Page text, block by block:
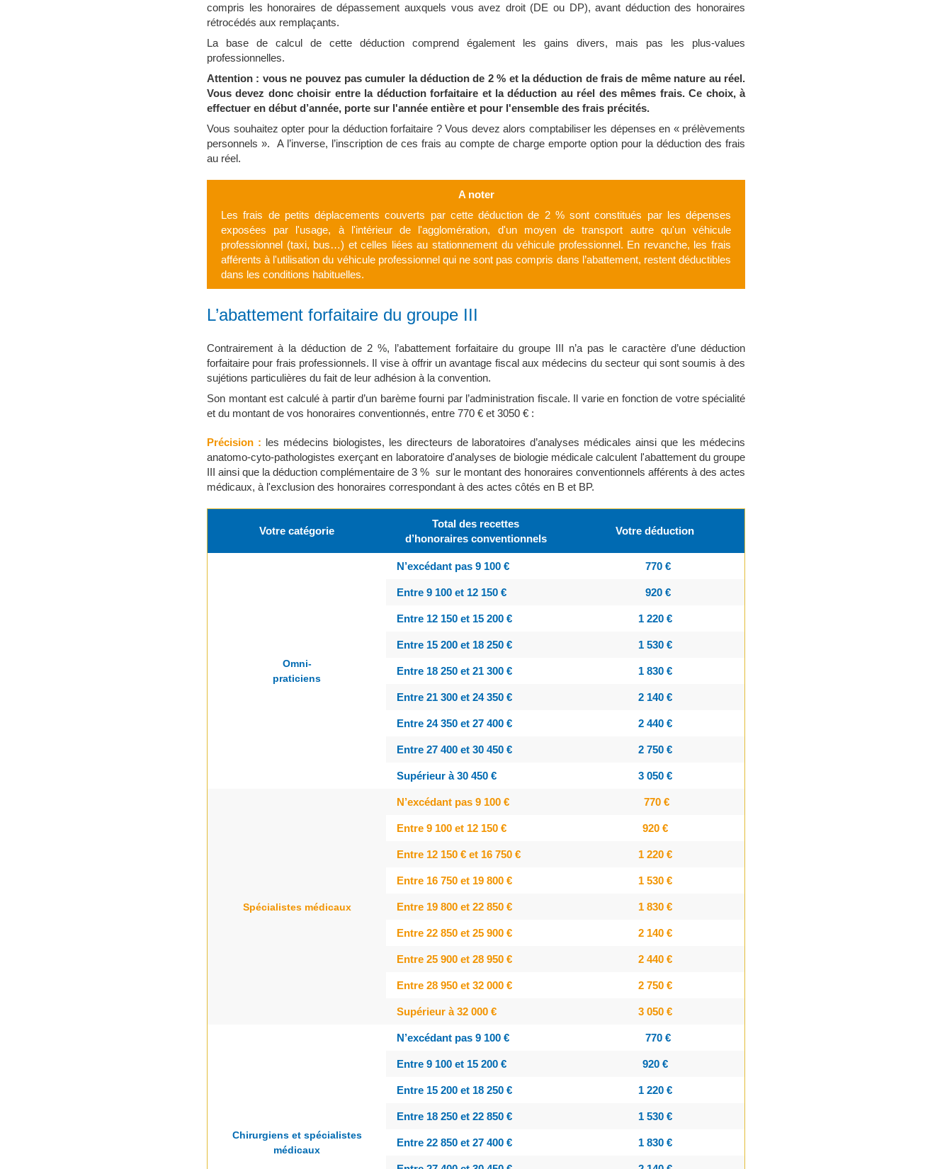
compris les honoraires de dépassement auxquels vous avez droit (DE ou DP), avant déduction des honoraires
rétrocédés aux remplaçants.
La base de calcul de cette déduction comprend également les gains divers, mais pas les plus-values
professionnelles.
Attention : vous ne pouvez pas cumuler la déduction de 2 % et la déduction de frais de même nature au réel.
Vous devez donc choisir entre la déduction forfaitaire et la déduction au réel des mêmes frais. Ce choix, à
effectuer en début d’année, porte sur l'année entière et pour l'ensemble des frais précités.
Vous souhaitez opter pour la déduction forfaitaire ? Vous devez alors comptabiliser les dépenses en « prélèvements
personnels ». A l’inverse, l’inscription de ces frais au compte de charge emporte option pour la déduction des frais
au réel.
A noter
Les frais de petits déplacements couverts par cette déduction de 2 % sont constitués par les dépenses
exposées par l'usage, à l'intérieur de l'agglomération, d'un moyen de transport autre qu'un véhicule
professionnel (taxi, bus…) et celles liées au stationnement du véhicule professionnel. En revanche, les frais
afférents à l'utilisation du véhicule professionnel qui ne sont pas compris dans l’abattement, restent déductibles
dans les conditions habituelles.
L’abattement forfaitaire du groupe III
Contrairement à la déduction de 2 %, l’abattement forfaitaire du groupe III n’a pas le caractère d’une déduction
forfaitaire pour frais professionnels. Il vise à offrir un avantage fiscal aux médecins du secteur qui sont soumis à des
sujétions particulières du fait de leur adhésion à la convention.
Son montant est calculé à partir d’un barème fourni par l’administration fiscale. Il varie en fonction de votre spécialité
et du montant de vos honoraires conventionnés, entre 770 € et 3050 € :
Précision : les médecins biologistes, les directeurs de laboratoires d’analyses médicales ainsi que les médecins
anatomo-cyto-pathologistes exerçant en laboratoire d'analyses de biologie médicale calculent l'abattement du groupe
III ainsi que la déduction complémentaire de 3 % sur le montant des honoraires conventionnels afférents à des actes
médicaux, à l'exclusion des honoraires correspondant à des actes côtés en B et BP.
Votre catégorie
Total des recettes
d’honoraires conventionnels
Votre déduction
Omni-
praticiens
N’excédant pas 9 100 € 770 €
Entre 9 100 et 12 150 € 920 €
Entre 12 150 et 15 200 € 1 220 €
Entre 15 200 et 18 250 € 1 530 €
Entre 18 250 et 21 300 € 1 830 €
Entre 21 300 et 24 350 € 2 140 €
Entre 24 350 et 27 400 € 2 440 €
Entre 27 400 et 30 450 € 2 750 €
Supérieur à 30 450 € 3 050 €
Spécialistes médicaux
N’excédant pas 9 100 € 770 €
Entre 9 100 et 12 150 € 920 €
Entre 12 150 € et 16 750 € 1 220 €
Entre 16 750 et 19 800 € 1 530 €
Entre 19 800 et 22 850 € 1 830 €
Entre 22 850 et 25 900 € 2 140 €
Entre 25 900 et 28 950 € 2 440 €
Entre 28 950 et 32 000 € 2 750 €
Supérieur à 32 000 € 3 050 €
Chirurgiens et spécialistes
médicaux
N’excédant pas 9 100 € 770 €
Entre 9 100 et 15 200 € 920 €
Entre 15 200 et 18 250 € 1 220 €
Entre 18 250 et 22 850 € 1 530 €
Entre 22 850 et 27 400 € 1 830 €